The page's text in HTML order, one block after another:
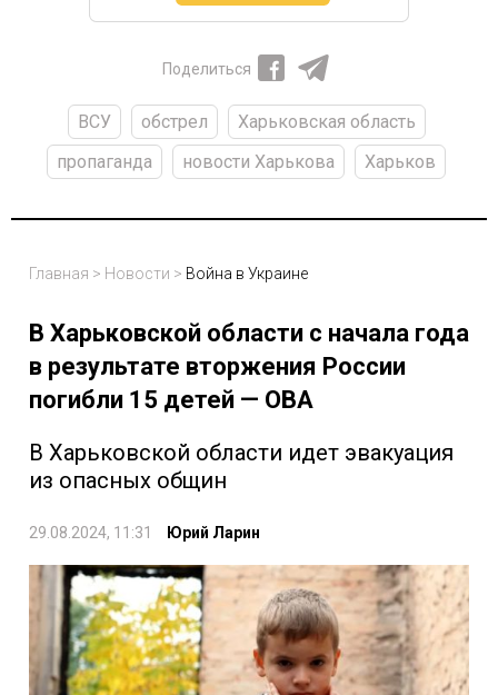
Поделиться
ВСУ обстрел
Харьковская область
пропаганда
новости Харькова Харьков
Главная > Новости > Война в Украине
В Харьковской области с начала года
в результате вторжения России
погибли 15 детей — ОВА
В Харьковской области идет эвакуация
из опасных общин
29.08.2024, 11:31 Юрий Ларин